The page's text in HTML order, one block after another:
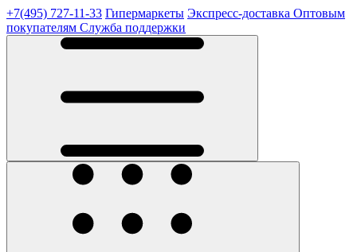
+7(495) 727-11-33 Гипермаркеты Экспресс-доставка Оптовым
покупателям Служба поддержки